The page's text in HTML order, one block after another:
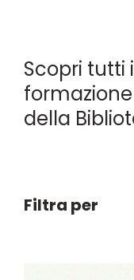
Scopri tutti
della
Filtra per